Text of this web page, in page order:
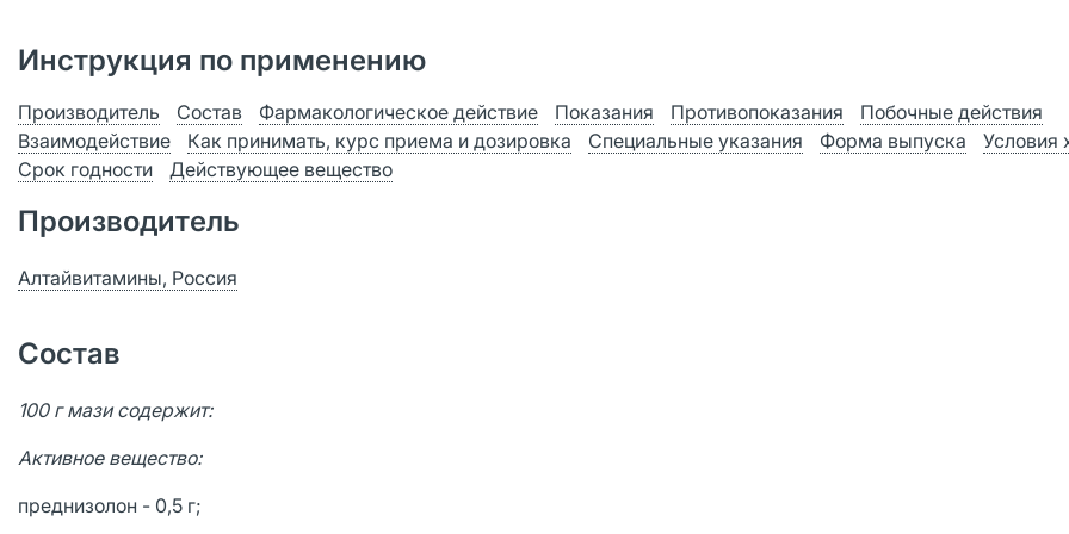
Инструкция по применению
Производитель Состав Фармакологическое действие Показания Противопоказания
Побочные действия
Взаимодействие
Как принимать, курс приема и дозировка Специальные указания Форма выпуска
Условия
Срок годности
Действующее вещество
Производитель
Алтайвитамины, Россия
Состав
100 г мази содержит:
Активное вещество:
преднизолон - 0,5 г;